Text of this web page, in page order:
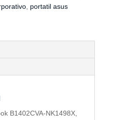
, portatil asus
B1402CVA-NK1498X,